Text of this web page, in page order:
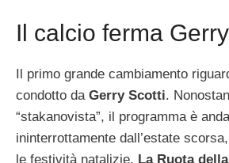
Il calcio ferma
Il primo grande cambiamento
condotto da Gerry Scotti.
“stakanovista”, il programma è
ininterrottamente dall’estate
le festività natalizie, La Ruota